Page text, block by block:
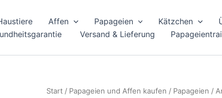
Affen Papageien Kätzchen
Versand & Lieferung
Start / Papageien und Affen kaufen / Papageien /